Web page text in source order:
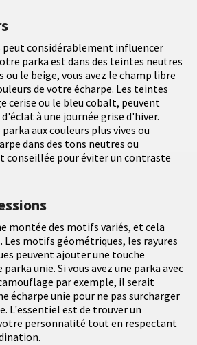
peut considérablement influencer
parka est dans des teintes neutres
le beige, vous avez le champ libre
de votre écharpe. Les teintes
cerise ou le bleu cobalt, peuvent
à une journée grise d'hiver.
aux couleurs plus vives ou
dans des tons neutres ou
conseillée pour éviter un contraste
montée des motifs variés, et cela
Les motifs géométriques, les rayures
peuvent ajouter une touche
unie. Si vous avez une parka avec
par exemple, il serait
écharpe unie pour ne pas surcharger
L'essentiel est de trouver un
personnalité tout en respectant